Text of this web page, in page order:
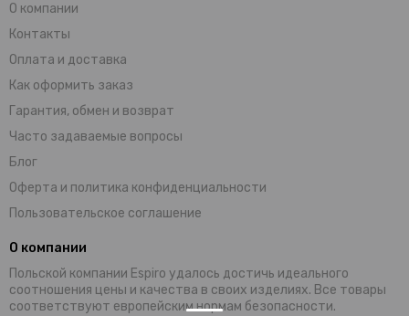
О компании
Контакты
Оплата и доставка
Как оформить заказ
Гарантия, обмен и возврат
Часто задаваемые вопросы
Блог
Оферта и политика конфиденциальности
Пользовательское соглашение
О компании
Польской компании Espiro удалось достичь идеального
соотношения цены и качества в своих изделиях. Все товары
соответствуют европейским нормам безопасности.